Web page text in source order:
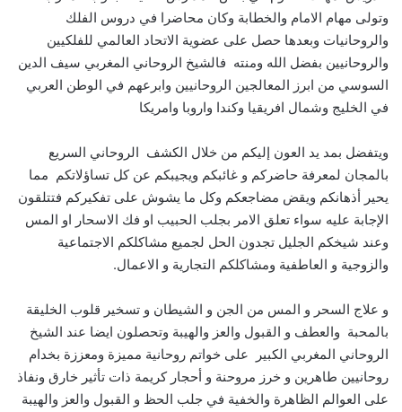
وتولى مهام الامام والخطابة وكان محاضرا في دروس الفلك
والروحانيات وبعدها حصل على عضوية الاتحاد العالمي للفلكيين
والروحانيين بفضل الله ومنته فالشيخ الروحاني المغربي سيف الدين
السوسي من ابرز المعالجين الروحانيين وابرعهم في الوطن العربي
في الخليج وشمال افريقيا وكندا واروبا وامريكا
ويتفضل بمد يد العون إليكم من خلال الكشف الروحاني السريع
بالمجان لمعرفة حاضركم و غائبكم ويجيبكم عن كل تساؤلاتكم مما
يحير أذهانكم ويقض مضاجعكم وكل ما يشوش على تفكيركم فتتلقون
الإجابة عليه سواء تعلق الامر بجلب الحبيب او فك الاسحار او المس
وعند شيخكم الجليل تجدون الحل لجميع مشاكلكم الاجتماعية
والزوجية و العاطفية ومشاكلكم التجارية و الاعمال.
و علاج السحر و المس من الجن و الشيطان و تسخير قلوب الخليقة
بالمحبة والعطف و القبول والعز والهيبة وتحصلون ايضا عند الشيخ
الروحاني المغربي الكبير على خواتم روحانية مميزة ومعززة بخدام
روحانيين طاهرين و خرز مروحنة و أحجار كريمة ذات تأثير خارق ونفاذ
على العوالم الظاهرة والخفية في جلب الحظ و القبول والعز والهيبة